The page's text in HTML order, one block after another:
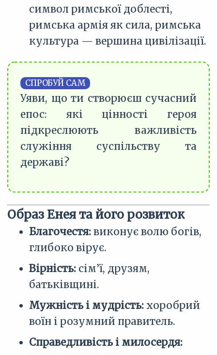
символ римської доблесті,
римська армія як сила, римська
культура — вершина цивілізації.
СПРОБУЙ САМ
Уяви, що ти створюєш сучасний
епос: які цінності героя
підкреслюють важливість
служіння суспільству та
державі?
Образ Енея та його розвиток
Благочестя:виконує волю богів,
глибоко вірує.
Вірність: сім’ї, друзям,
батьківщині.
Мужність і мудрість: хоробрий
воїн і розумний правитель.
Справедливість і милосердя: